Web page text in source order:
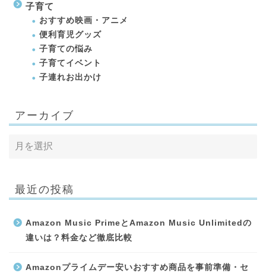
子育て
おすすめ映画・アニメ
便利育児グッズ
子育ての悩み
子育てイベント
子連れお出かけ
アーカイブ
最近の投稿
Amazon Music PrimeとAmazon Music Unlimitedの
違いは？料金など徹底比較
Amazonプライムデー安いおすすめ商品を事前準備・セ